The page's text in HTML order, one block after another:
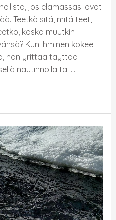
jos elämässäsi ovat
Teetkö sitä, mitä teet,
koska muutkin
Kun ihminen kokee
hän yrittää täyttää
nautinnolla tai …